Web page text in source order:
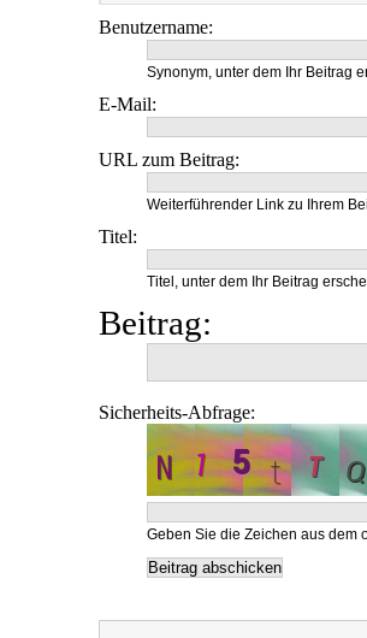
Benutzername:
Synonym, unter dem Ihr Beitrag
E-Mail:
URL zum Beitrag:
Weiterführender Link zu Ihrem
Titel:
Titel, unter dem Ihr Beitrag
Beitrag:
Sicherheits-Abfrage:
Geben Sie die Zeichen aus dem